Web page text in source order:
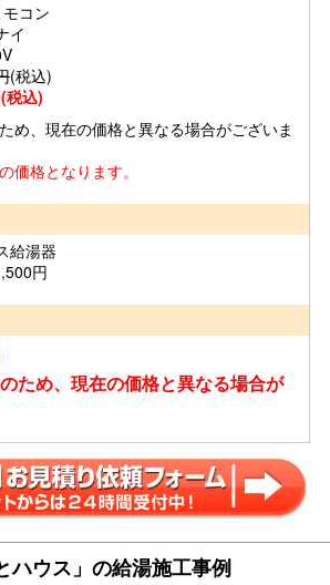
モコン
イ
(税込)
税込)
め、現在の価格と異なる場合がございま
価格となります。
給湯器
円
ため、現在の価格と異なる場合が
ハウス」の給湯施工事例